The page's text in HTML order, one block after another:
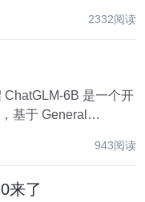
2332阅读
基于 General
943阅读
来了